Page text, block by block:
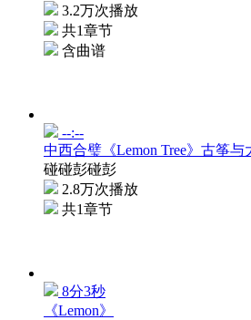
3.2万次播放
共1章节
含曲谱
--:--
中西合璧《Lemon Tree》古筝
碰碰彭碰彭
2.8万次播放
共1章节
8分3秒
《Lemon》